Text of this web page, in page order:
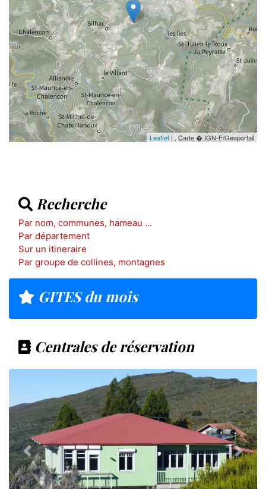
Leaflet | , Carte � IGN-F/Geoportail
Recherche
Par nom, communes, hameau ...
Par département
Sur un itineraire
Par groupe de collines, montagnes
GITES du mois
Centrales de réservation